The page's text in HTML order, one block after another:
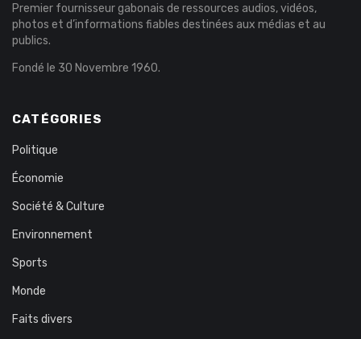
Premier fournisseur gabonais de ressources audios, vidéos,
photos et d’informations fiables destinées aux médias et au
publics.
Fondé le 30 Novembre 1960.
CATÉGORIES
Politique
Économie
Société & Culture
Environnement
Sports
Monde
Faits divers